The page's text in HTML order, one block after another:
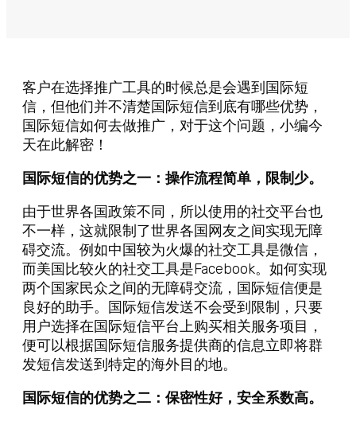
客户在选择推广工具的时候总是会遇到国际短
信，但他们并不清楚国际短信到底有哪些优势，
国际短信如何去做推广，对于这个问题，小编今
天在此解密！
国际短信的优势之一：操作流程简单，限制少。
由于世界各国政策不同，所以使用的社交平台也
不一样，这就限制了世界各国网友之间实现无障
碍交流。例如中国较为火爆的社交工具是微信，
而美国比较火的社交工具是Facebook。如何实现
两个国家民众之间的无障碍交流，国际短信便是
良好的助手。国际短信发送不会受到限制，只要
用户选择在国际短信平台上购买相关服务项目，
便可以根据国际短信服务提供商的信息立即将群
发短信发送到特定的海外目的地。
国际短信的优势之二：保密性好，安全系数高。